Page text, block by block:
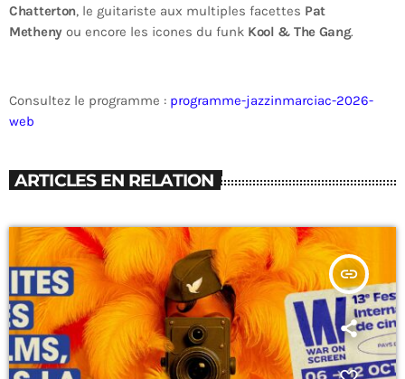
Chatterton, le guitariste aux multiples facettes Pat
Metheny ou encore les icones du funk Kool & The Gang.
Consultez le programme : programme-jazzinmarciac-2026-
web
ARTICLES EN RELATION
insert_link